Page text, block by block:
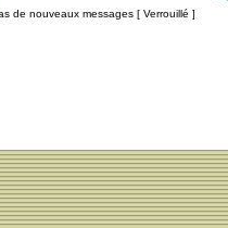
de nouveaux messages [ Verrouillé ]